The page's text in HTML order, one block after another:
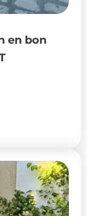
en bon